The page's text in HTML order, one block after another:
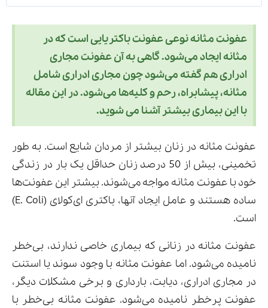
عفونت مثانه نوعی عفونت باکتریایی است که در
مثانه ایجاد می‌شود. گاهی به آن عفونت مجاری
ادراری هم گفته می‌شود چون مجاری ادراری شامل
مثانه، پیشابراه، رحم و کلیه‌ها می‌شود. در این مقاله
با این بیماری بیشتر آشنا می شوید.
عفونت مثانه در زنان بیشتر از مردان شایع است. به طور
تخمینی، بیش از 50 درصد زنان حداقل یک بار در زندگی
خود با عفونت مثانه مواجه می‌شوند. بیشتر این عفونت‌ها
ساده هستند و عامل ایجاد آنها، باکتری ‌ای‌کولای (E. Coli)
است.
عفونت مثانه در زنانی که بیماری خاصی ندارند، بی‌خطر
نامیده می‌شود. اما عفونت مثانه با وجود سوند یا استنت
در مجاری ادراری، دیابت، بارداری و برخی مشکلات دیگر،
عفونت پرخطر نامیده می‌شود. عفونت مثانه بی‌خطر با
قدرت گرفته از همیارسیستم